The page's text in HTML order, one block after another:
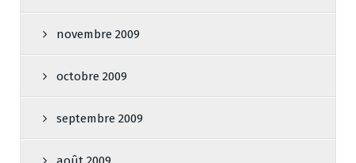
novembre 2009
octobre 2009
septembre 2009